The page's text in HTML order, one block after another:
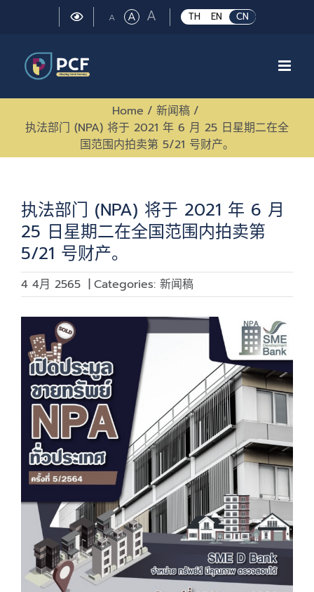
TH EN CN
A Small
ARegular
ALarge
font
Home / 新闻稿 /
执法部门 (NPA) 将于 2021 年 6 月 25 日星期二在全
国范围内拍卖第 5/21 号财产。
执法部门 (NPA) 将于 2021 年 6 月
25 日星期二在全国范围内拍卖第
5/21 号财产。
4 4月 2565 | Categories: 新闻稿